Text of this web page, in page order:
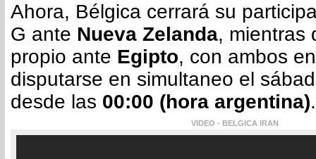
Ahora, Bélgica cerrará su
G ante Nueva Zelanda, mientras
propio ante Egipto, con ambos
disputarse en simultaneo el
desde las 00:00 (hora argentina).
VIDEO - BELGICA IRAN